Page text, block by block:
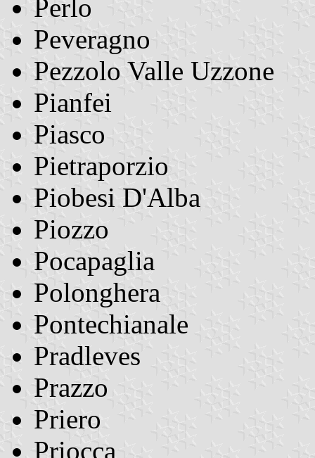
Perlo
Peveragno
Pezzolo Valle Uzzone
Pianfei
Piasco
Pietraporzio
Piobesi D'Alba
Piozzo
Pocapaglia
Polonghera
Pontechianale
Pradleves
Prazzo
Priero
Priocca